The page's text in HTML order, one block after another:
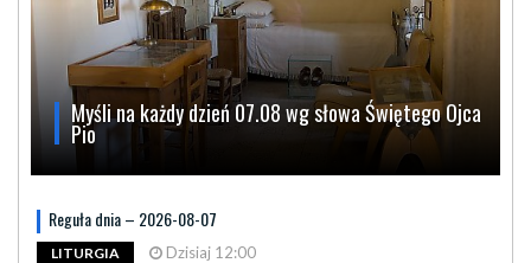
Myśli na każdy dzień 07.08 wg słowa Świętego Ojca
Pio
Reguła dnia – 2026-08-07
LITURGIA Dzisiaj 12:00